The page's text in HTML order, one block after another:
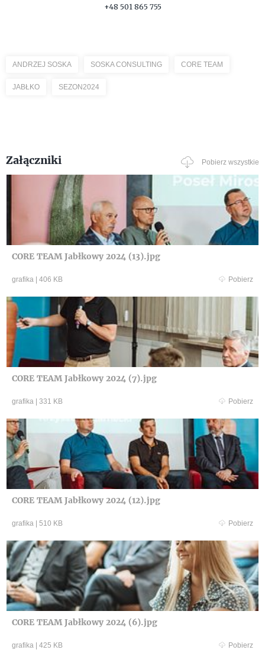
+48 501 865 755
ANDRZEJ SOSKA SOSKA CONSULTING CORE TEAM
JABŁKO SEZON2024
Załączniki Pobierz wszystkie
CORE TEAM Jabłkowy 2024 (13).jpg
grafika | 406 KB Pobierz
CORE TEAM Jabłkowy 2024 (7).jpg
grafika | 331 KB Pobierz
CORE TEAM Jabłkowy 2024 (12).jpg
grafika | 510 KB Pobierz
CORE TEAM Jabłkowy 2024 (6).jpg
grafika | 425 KB Pobierz